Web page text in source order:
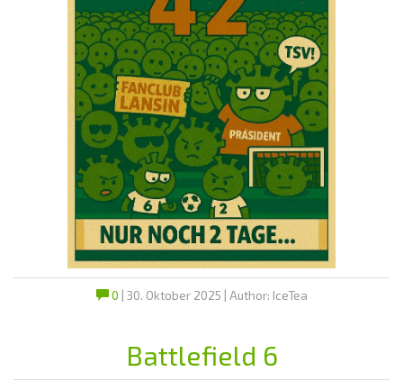
0 | 30. Oktober 2025 | Author: IceTea
Battlefield 6